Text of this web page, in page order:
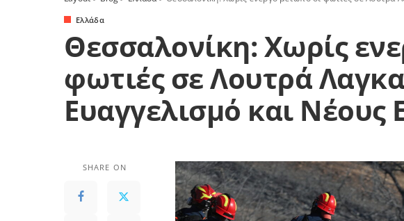
Ελλάδα
Θεσσαλονίκη: Χωρίς
φωτιές σε Λουτρά
Ευαγγελισμό και Νέους
SHARE ON